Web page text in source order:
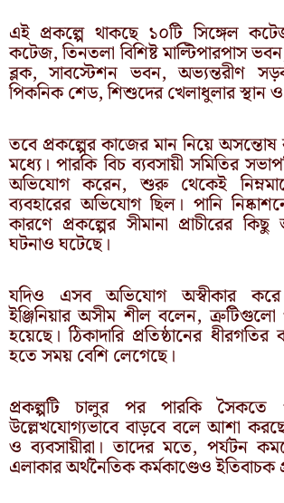
এই প্রকল্পে থাকছে ১০টি সিঙ্গেল
কটেজ, তিনতলা বিশিষ্ট মাল্টিপারপাস
ব্লক, সাবস্টেশন ভবন, অভ্যন্তরীণ
পিকনিক শেড, শিশুদের খেলাধুলার স্থান
তবে প্রকল্পের কাজের মান নিয়ে অসন্তোষ
মধ্যে। পারকি বিচ ব্যবসায়ী সমিতির
অভিযোগ করেন, শুরু থেকেই
ব্যবহারের অভিযোগ ছিল। পানি
কারণে প্রকল্পের সীমানা প্রাচীরের
ঘটনাও ঘটেছে।
যদিও এসব অভিযোগ অস্বীকার করে
ইঞ্জিনিয়ার অসীম শীল বলেন, ত্রুটিগুলো
হয়েছে। ঠিকাদারি প্রতিষ্ঠানের
হতে সময় বেশি লেগেছে।
প্রকল্পটি চালুর পর পারকি সৈকতে
উল্লেখযোগ্যভাবে বাড়বে বলে আশা করছেন
ও ব্যবসায়ীরা। তাদের মতে, পর্যটন
এলাকার অর্থনৈতিক কর্মকাণ্ডেও ইতিবাচক